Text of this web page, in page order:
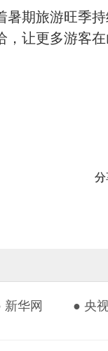
暑期旅游旺季
，让更多游客
分
新华网 ● 央